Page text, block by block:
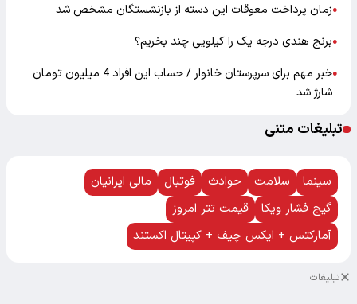
●زمان پرداخت معوقات این دسته از بازنشستگان مشخص شد
●برنج هندی درجه یک را کیلویی چند بخریم؟
●
خبر مهم برای سرپرستان خانوار / حساب این افراد 4 میلیون تومان
شارژ شد
تبلیغات متنی
سینما سلامت حوادث فوتبال
مالی ایرانیان
گیج فشار ویکا
قیمت تتر امروز
آمارکتس + ایکس چیف + کپیتال اکستند
تبلیغات